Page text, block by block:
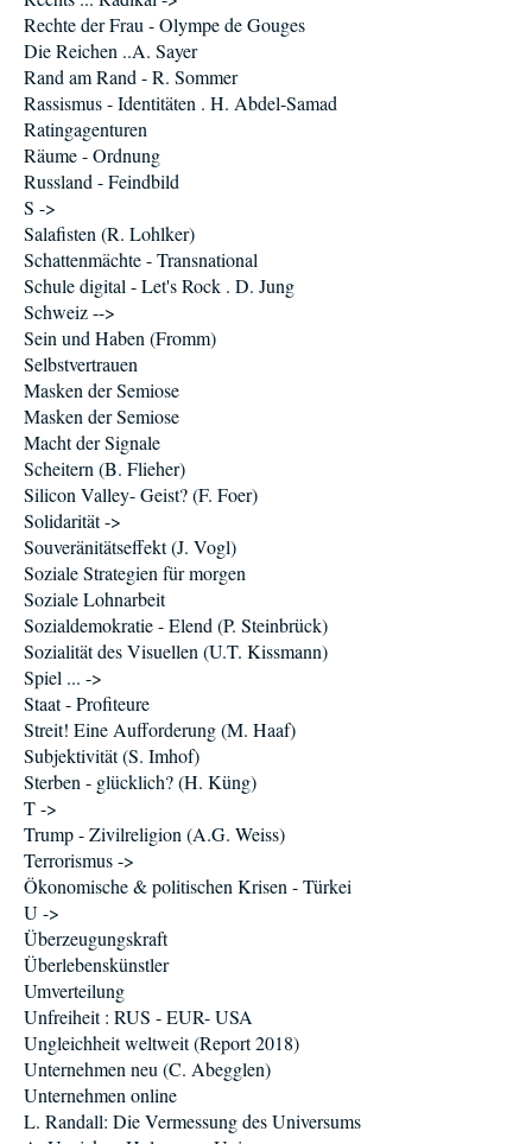
Rechte der Frau - Olympe de Gouges
Die Reichen ..A. Sayer
Rand am Rand - R. Sommer
Rassismus - Identitäten . H. Abdel-Samad
Ratingagenturen
Räume - Ordnung
Russland - Feindbild
S ->
Salafisten (R. Lohlker)
Schattenmächte - Transnational
Schule digital - Let's Rock . D. Jung
Schweiz -->
Sein und Haben (Fromm)
Selbstvertrauen
Masken der Semiose
Masken der Semiose
Macht der Signale
Scheitern (B. Flieher)
Silicon Valley- Geist? (F. Foer)
Solidarität ->
Souveränitätseffekt (J. Vogl)
Soziale Strategien für morgen
Soziale Lohnarbeit
Sozialdemokratie - Elend (P. Steinbrück)
Sozialität des Visuellen (U.T. Kissmann)
Spiel ... ->
Staat - Profiteure
Streit! Eine Aufforderung (M. Haaf)
Subjektivität (S. Imhof)
Sterben - glücklich? (H. Küng)
T ->
Trump - Zivilreligion (A.G. Weiss)
Terrorismus ->
Ökonomische & politischen Krisen - Türkei
U ->
Überzeugungskraft
Überlebenskünstler
Umverteilung
Unfreiheit : RUS - EUR- USA
Ungleichheit weltweit (Report 2018)
Unternehmen neu (C. Abegglen)
Unternehmen online
L. Randall: Die Vermessung des Universums